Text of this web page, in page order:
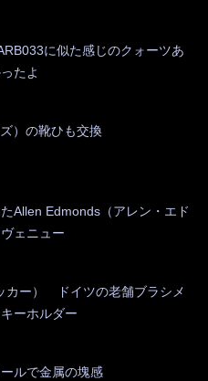
に似た感じのクォーツあ
たよ
）の靴ひも交換
Allen Edmonds（アレン・エド
ェニュー
カー） ドイツの老舗ブラシメ
ーホルダー
ルで金属の塊感